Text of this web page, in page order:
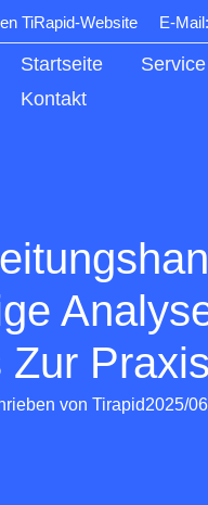
TiRapid-Website E-
Startseite Service
Kontakt
Zur Praxis
von Tirapid2025/